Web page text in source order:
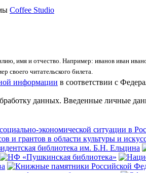
Coffee Studio
имя и отчество. Например: иванов иван
своего читательского билета.
информации в соответствии с
данных. Введенные личные